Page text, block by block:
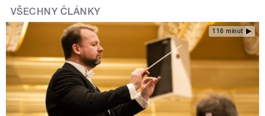
VŠECHNY ČLÁNKY
116 minut